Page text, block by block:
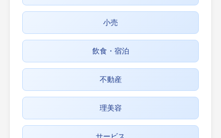
小売
飲食・宿泊
不動産
理美容